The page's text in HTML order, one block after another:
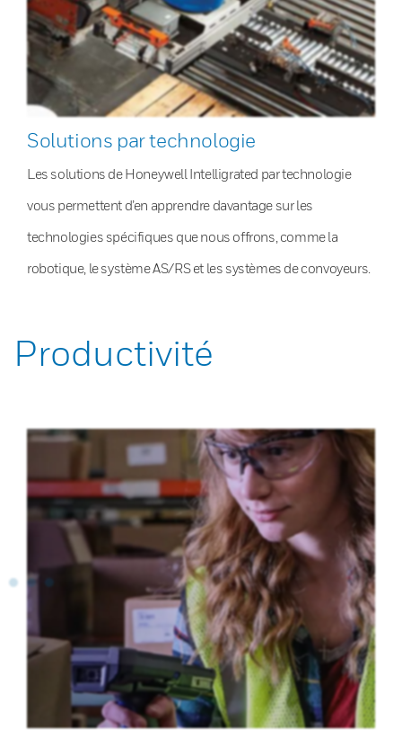
Solutions par technologie
Les solutions de Honeywell Intelligrated par technologie
vous permettent d’en apprendre davantage sur les
technologies spécifiques que nous offrons, comme la
robotique, le système AS/RS et les systèmes de convoyeurs.
Productivité